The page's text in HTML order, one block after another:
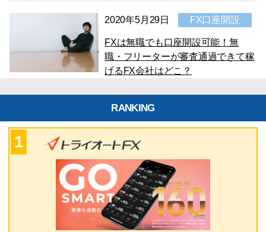
2020年5月29日 FX口座開設
FXは無職でも口座開設可能！無
職・フリーターが審査通過できて稼
げるFX会社はどこ？
RANKING